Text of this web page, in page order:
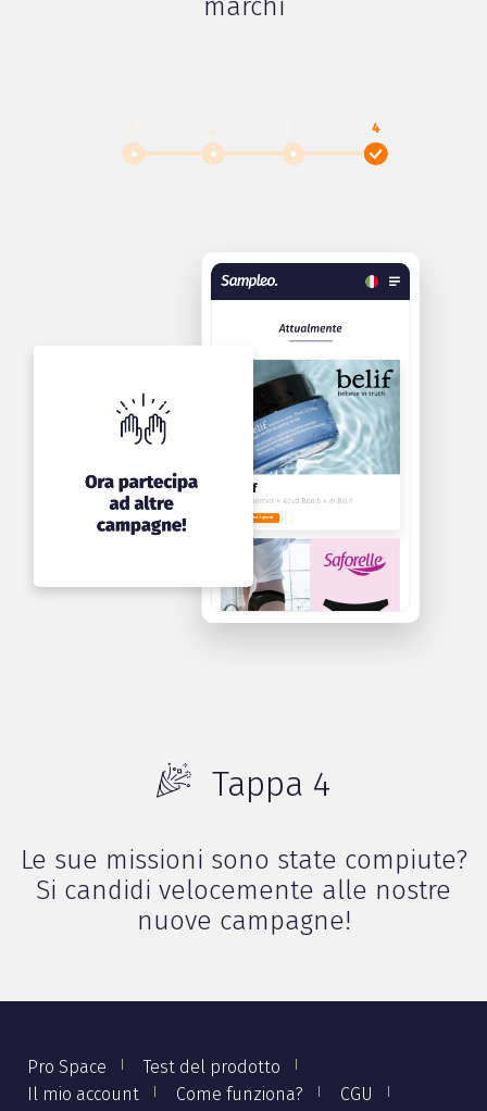
marchi
Tappa 4
Le sue missioni sono state compiute?
Si candidi velocemente alle nostre
nuove campagne!
Pro Space
Test del prodotto
Il mio account
Come funziona?
CGU